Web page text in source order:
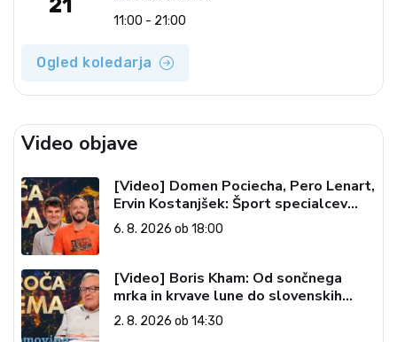
21
11:00 - 21:00
Ogled koledarja
Video objave
[Video] Domen Pociecha, Pero Lenart,
Ervin Kostanjšek: Šport specialcev
(Vroča tema, 6. 8. 2026)
6. 8. 2026 ob 18:00
[Video] Boris Kham: Od sončnega
mrka in krvave lune do slovenskih
pečatov v vesolju (Vroča tema, 2. 8.
2026)
2. 8. 2026 ob 14:30